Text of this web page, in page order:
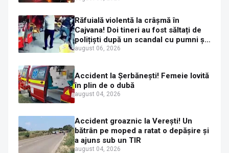
Răfuială violentă la crâșmă în
Cajvana! Doi tineri au fost săltați de
polițiști după un scandal cu pumni și
mașini distruse
august 06, 2026
Accident la Șerbănești! Femeie lovită
în plin de o dubă
august 04, 2026
Accident groaznic la Verești! Un
bătrân pe moped a ratat o depășire și
a ajuns sub un TIR
august 04, 2026